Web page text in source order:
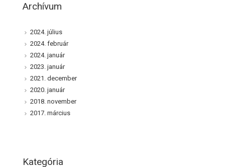
Archívum
2024. július
2024. február
2024. január
2023. január
2021. december
2020. január
2018. november
2017. március
Kategória